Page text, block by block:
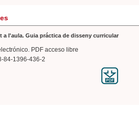
a l'aula. Guia práctica de disseny curricular
PDF acceso libre
84-1396-436-2